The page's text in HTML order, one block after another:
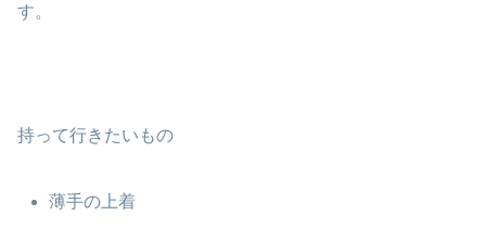
す。
持って行きたいもの
薄手の上着